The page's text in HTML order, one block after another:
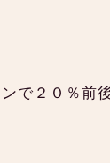
で２０％前